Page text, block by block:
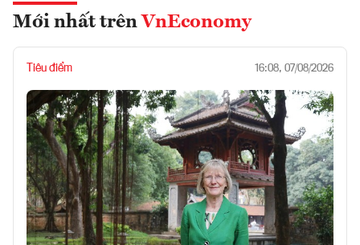
Mới nhất trên VnEconomy
Tiêu điểm 16:08, 07/08/2026